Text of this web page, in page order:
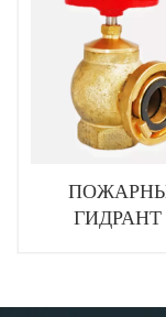
ГИДРАНТ